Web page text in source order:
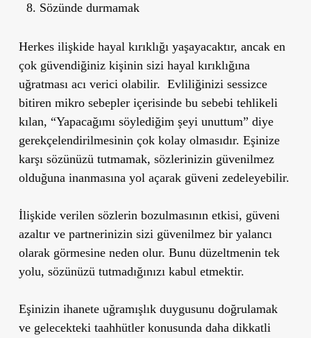
Sözünde durmamak
Herkes ilişkide hayal kırıklığı yaşayacaktır, ancak en
çok güvendiğiniz kişinin sizi hayal kırıklığına
uğratması acı verici olabilir. Evliliğinizi sessizce
bitiren mikro sebepler içerisinde bu sebebi tehlikeli
kılan, “Yapacağımı söylediğim şeyi unuttum” diye
gerekçelendirilmesinin çok kolay olmasıdır. Eşinize
karşı sözünüzü tutmamak, sözlerinizin güvenilmez
olduğuna inanmasına yol açarak güveni zedeleyebilir.
İlişkide verilen sözlerin bozulmasının etkisi, güveni
azaltır ve partnerinizin sizi güvenilmez bir yalancı
olarak görmesine neden olur. Bunu düzeltmenin tek
yolu, sözünüzü tutmadığınızı kabul etmektir.
Eşinizin ihanete uğramışlık duygusunu doğrulamak
ve gelecekteki taahhütler konusunda daha dikkatli